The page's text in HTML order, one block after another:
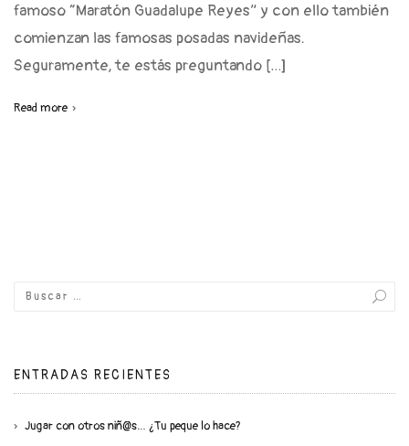
famoso “Maratón Guadalupe Reyes” y con ello también
comienzan las famosas posadas navideñas.
Seguramente, te estás preguntando […]
Read more
ENTRADAS RECIENTES
Jugar con otros niñ@s… ¿Tu peque lo hace?